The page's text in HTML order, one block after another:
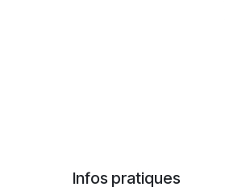
Infos pratiques